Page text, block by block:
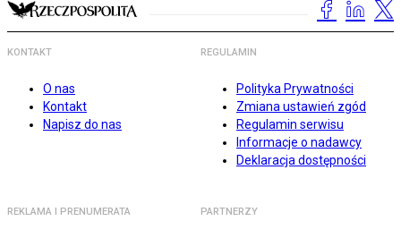
KONTAKT
O nas
Kontakt
Napisz do nas
REGULAMIN
Polityka Prywatności
Zmiana ustawień zgód
Regulamin serwisu
Informacje o nadawcy
Deklaracja dostępności
REKLAMA I PRENUMERATA PARTNERZY